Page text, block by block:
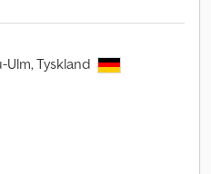
Ulm, Tyskland